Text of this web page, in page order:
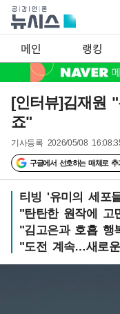
메인 랭킹
[인터뷰]김재원
죠"
기사등록 2026/05/08
구글에서 선호하는 매체로 추
티빙 '유미의 세포
"탄탄한 원작에 고
"김고은과 호흡 행
"도전 계속…새로